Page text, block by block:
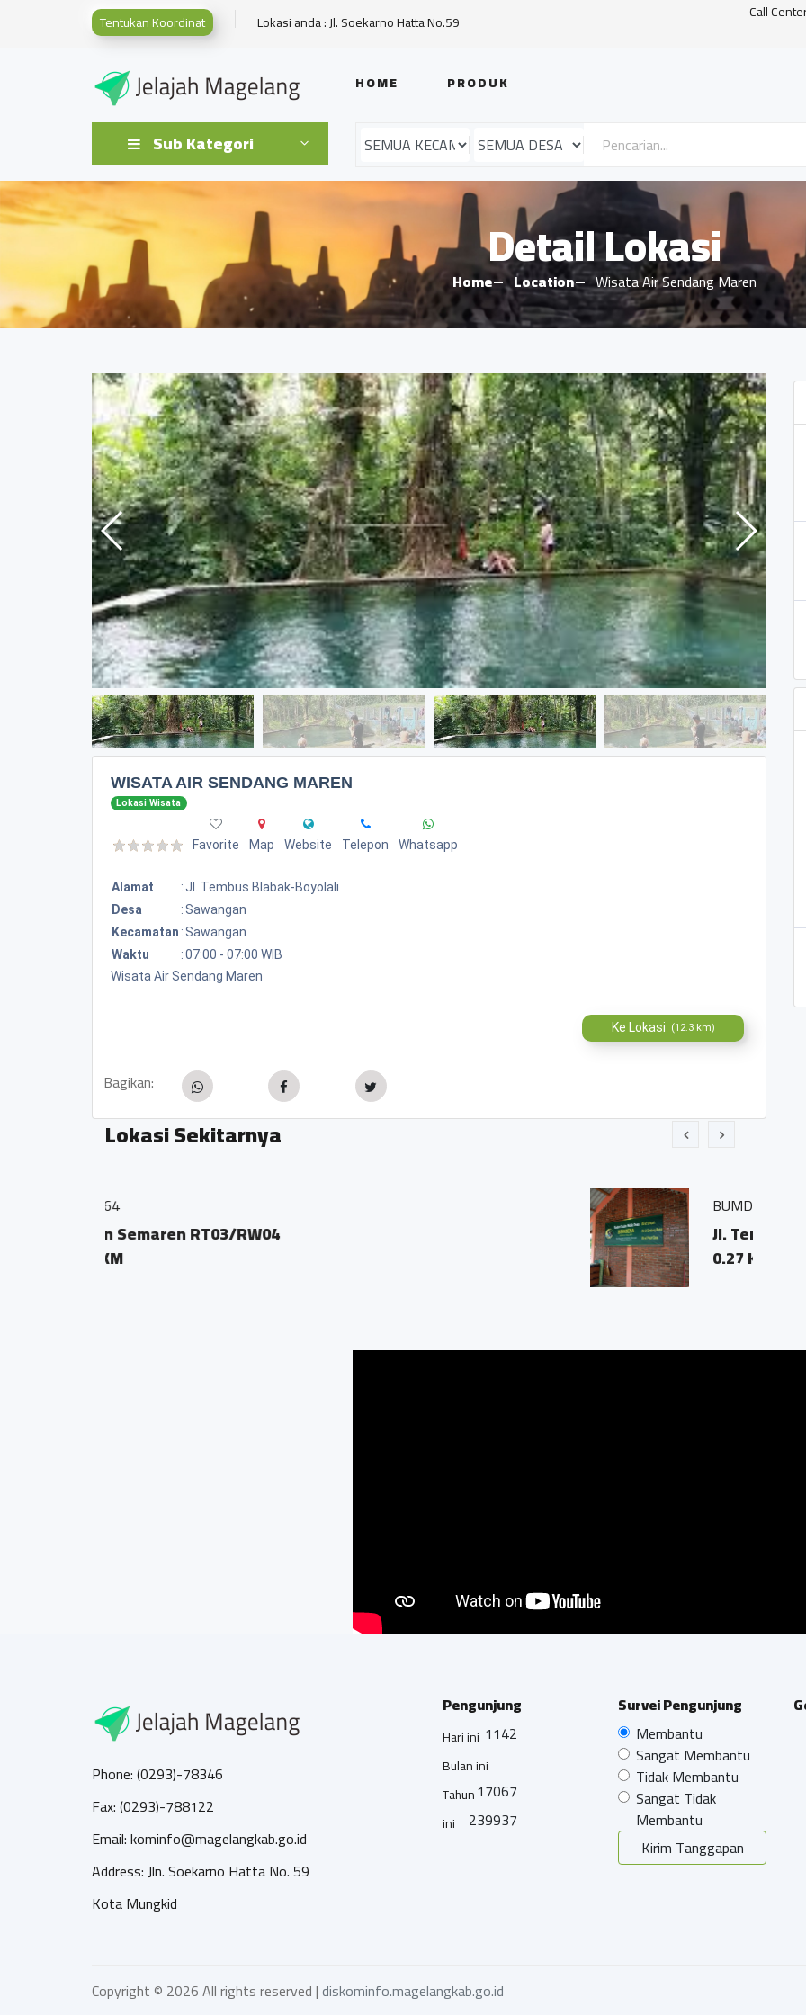
Tentukan Koordinat Lokasi anda : Jl. Soekarno Hatta No.59 Call
HOME PRODUK
Sub Kategori
Detail Lokasi
Home Location Wisata Air Sendang Maren
WISATA AIR SENDANG MAREN
Lokasi Wisata
Favorite Map Website Telepon Whatsapp
Alamat : Jl. Tembus Blabak-Boyolali
Desa
: Sawangan
Kecamatan : Sawangan
Waktu
:07:00 - 07:00 WIB
Wisata Air Sendang Maren
Ke Lokasi (12.3 km)
Bagikan:
Lokasi Sekitarnya
Jl. Tembus Blabak-Boyolali
Phone: (0293)-78346
Fax: (0293)-788122
Email: kominfo@magelangkab.go.id
Address: Jln. Soekarno Hatta No. 59
Kota Mungkid
Pengunjung
Hari ini 1142
Bulan ini
17067
Tahun
ini
239937
Survei Pengunjung
Membantu
Sangat Membantu
Tidak Membantu
Sangat Tidak
Membantu
Kirim Tanggapan
Copyright © 2026 All rights reserved |diskominfo.magelangkab.go.id